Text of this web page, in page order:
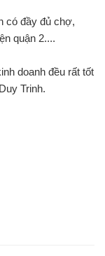
có đầy đủ chợ,
quận 2....
doanh đều rất tốt
Trinh.